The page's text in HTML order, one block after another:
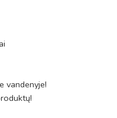
vandenyje!